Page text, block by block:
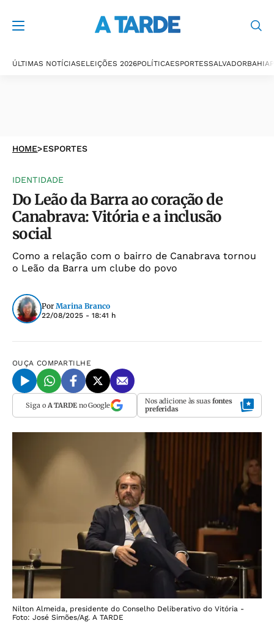
ÚLTIMAS NOTÍCIASELEIÇÕES 2026POLÍTICAESPORTESSALVADORBAHIA
HOME>ESPORTES
IDENTIDADE
Do Leão da Barra ao coração de
Canabrava: Vitória e a inclusão
social
Como a relação com o bairro de Canabrava tornou
o Leão da Barra um clube do povo
Por Marina Branco
22/08/2025 - 18:41 h
OUÇA COMPARTILHE
Siga o A TARDEno Google Nos adicione às suas fontes
preferidas
Nilton Almeida, presidente do Conselho Deliberativo do Vitória -
Foto: José Simões/Ag. A TARDE